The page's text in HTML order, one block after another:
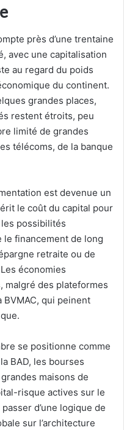
près d’une trentaine
avec une capitalisation
au regard du poids
du continent.
grandes places,
restent étroits, peu
limité de grandes
télécoms, de la banque
est devenue un
le coût du capital pour
possibilités
le financement de long
retraite ou de
économies
malgré des plateformes
BVMAC, qui peinent
se positionne comme
BAD, les bourses
maisons de
risque actives sur le
d’une logique de
sur l’architecture